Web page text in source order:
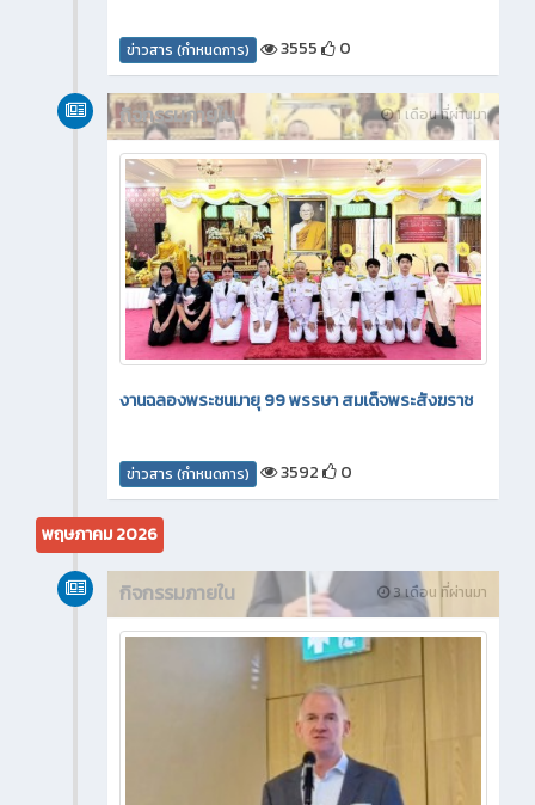
ข่าวสาร (กำหนดการ) 3555 0
1 เดือน ที่ผ่านมา
กิจกรรมภายใน
งานฉลองพระชนมายุ 99 พรรษา สมเด็จพระสังฆราช
ข่าวสาร (กำหนดการ) 3592 0
พฤษภาคม 2026
3 เดือน ที่ผ่านมา
กิจกรรมภายใน